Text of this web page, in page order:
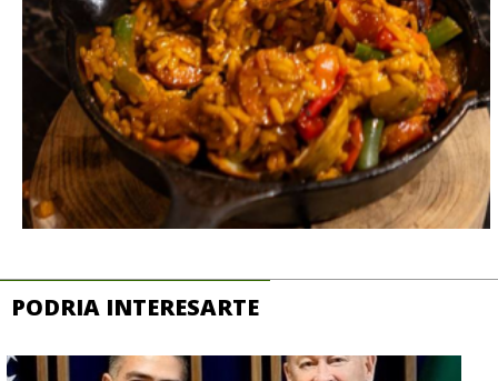
PODRIA INTERESARTE